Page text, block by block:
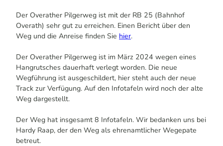
Der Overather Pilgerweg ist mit der RB 25 (Bahnhof
Overath) sehr gut zu erreichen. Einen Bericht über den
Weg und die Anreise finden Sie hier.
Der Overather Pilgerweg ist im März 2024 wegen eines
Hangrutsches dauerhaft verlegt worden. Die neue
Wegführung ist ausgeschildert, hier steht auch der neue
Track zur Verfügung. Auf den Infotafeln wird noch der alte
Weg dargestellt.
Der Weg hat insgesamt 8 Infotafeln. Wir bedanken uns bei
Hardy Raap, der den Weg als ehrenamtlicher Wegepate
betreut.